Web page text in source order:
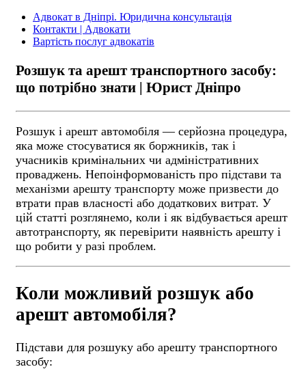
Адвокат в Дніпрі. Юридична консультація
Контакти | Адвокати
Вартість послуг адвокатів
Розшук та арешт транспортного засобу:
що потрібно знати | Юрист Дніпро
Розшук і арешт автомобіля — серйозна процедура,
яка може стосуватися як боржників, так і
учасників кримінальних чи адміністративних
проваджень. Непоінформованість про підстави та
механізми арешту транспорту може призвести до
втрати прав власності або додаткових витрат. У
цій статті розглянемо, коли і як відбувається арешт
автотранспорту, як перевірити наявність арешту і
що робити у разі проблем.
Коли можливий розшук або
арешт автомобіля?
Підстави для розшуку або арешту транспортного
засобу: